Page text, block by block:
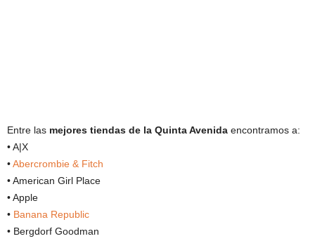
Entre las mejores tiendas de la Quinta Avenida encontramos a:
• A|X
•Abercrombie & Fitch
• American Girl Place
• Apple
• Banana Republic
• Bergdorf Goodman